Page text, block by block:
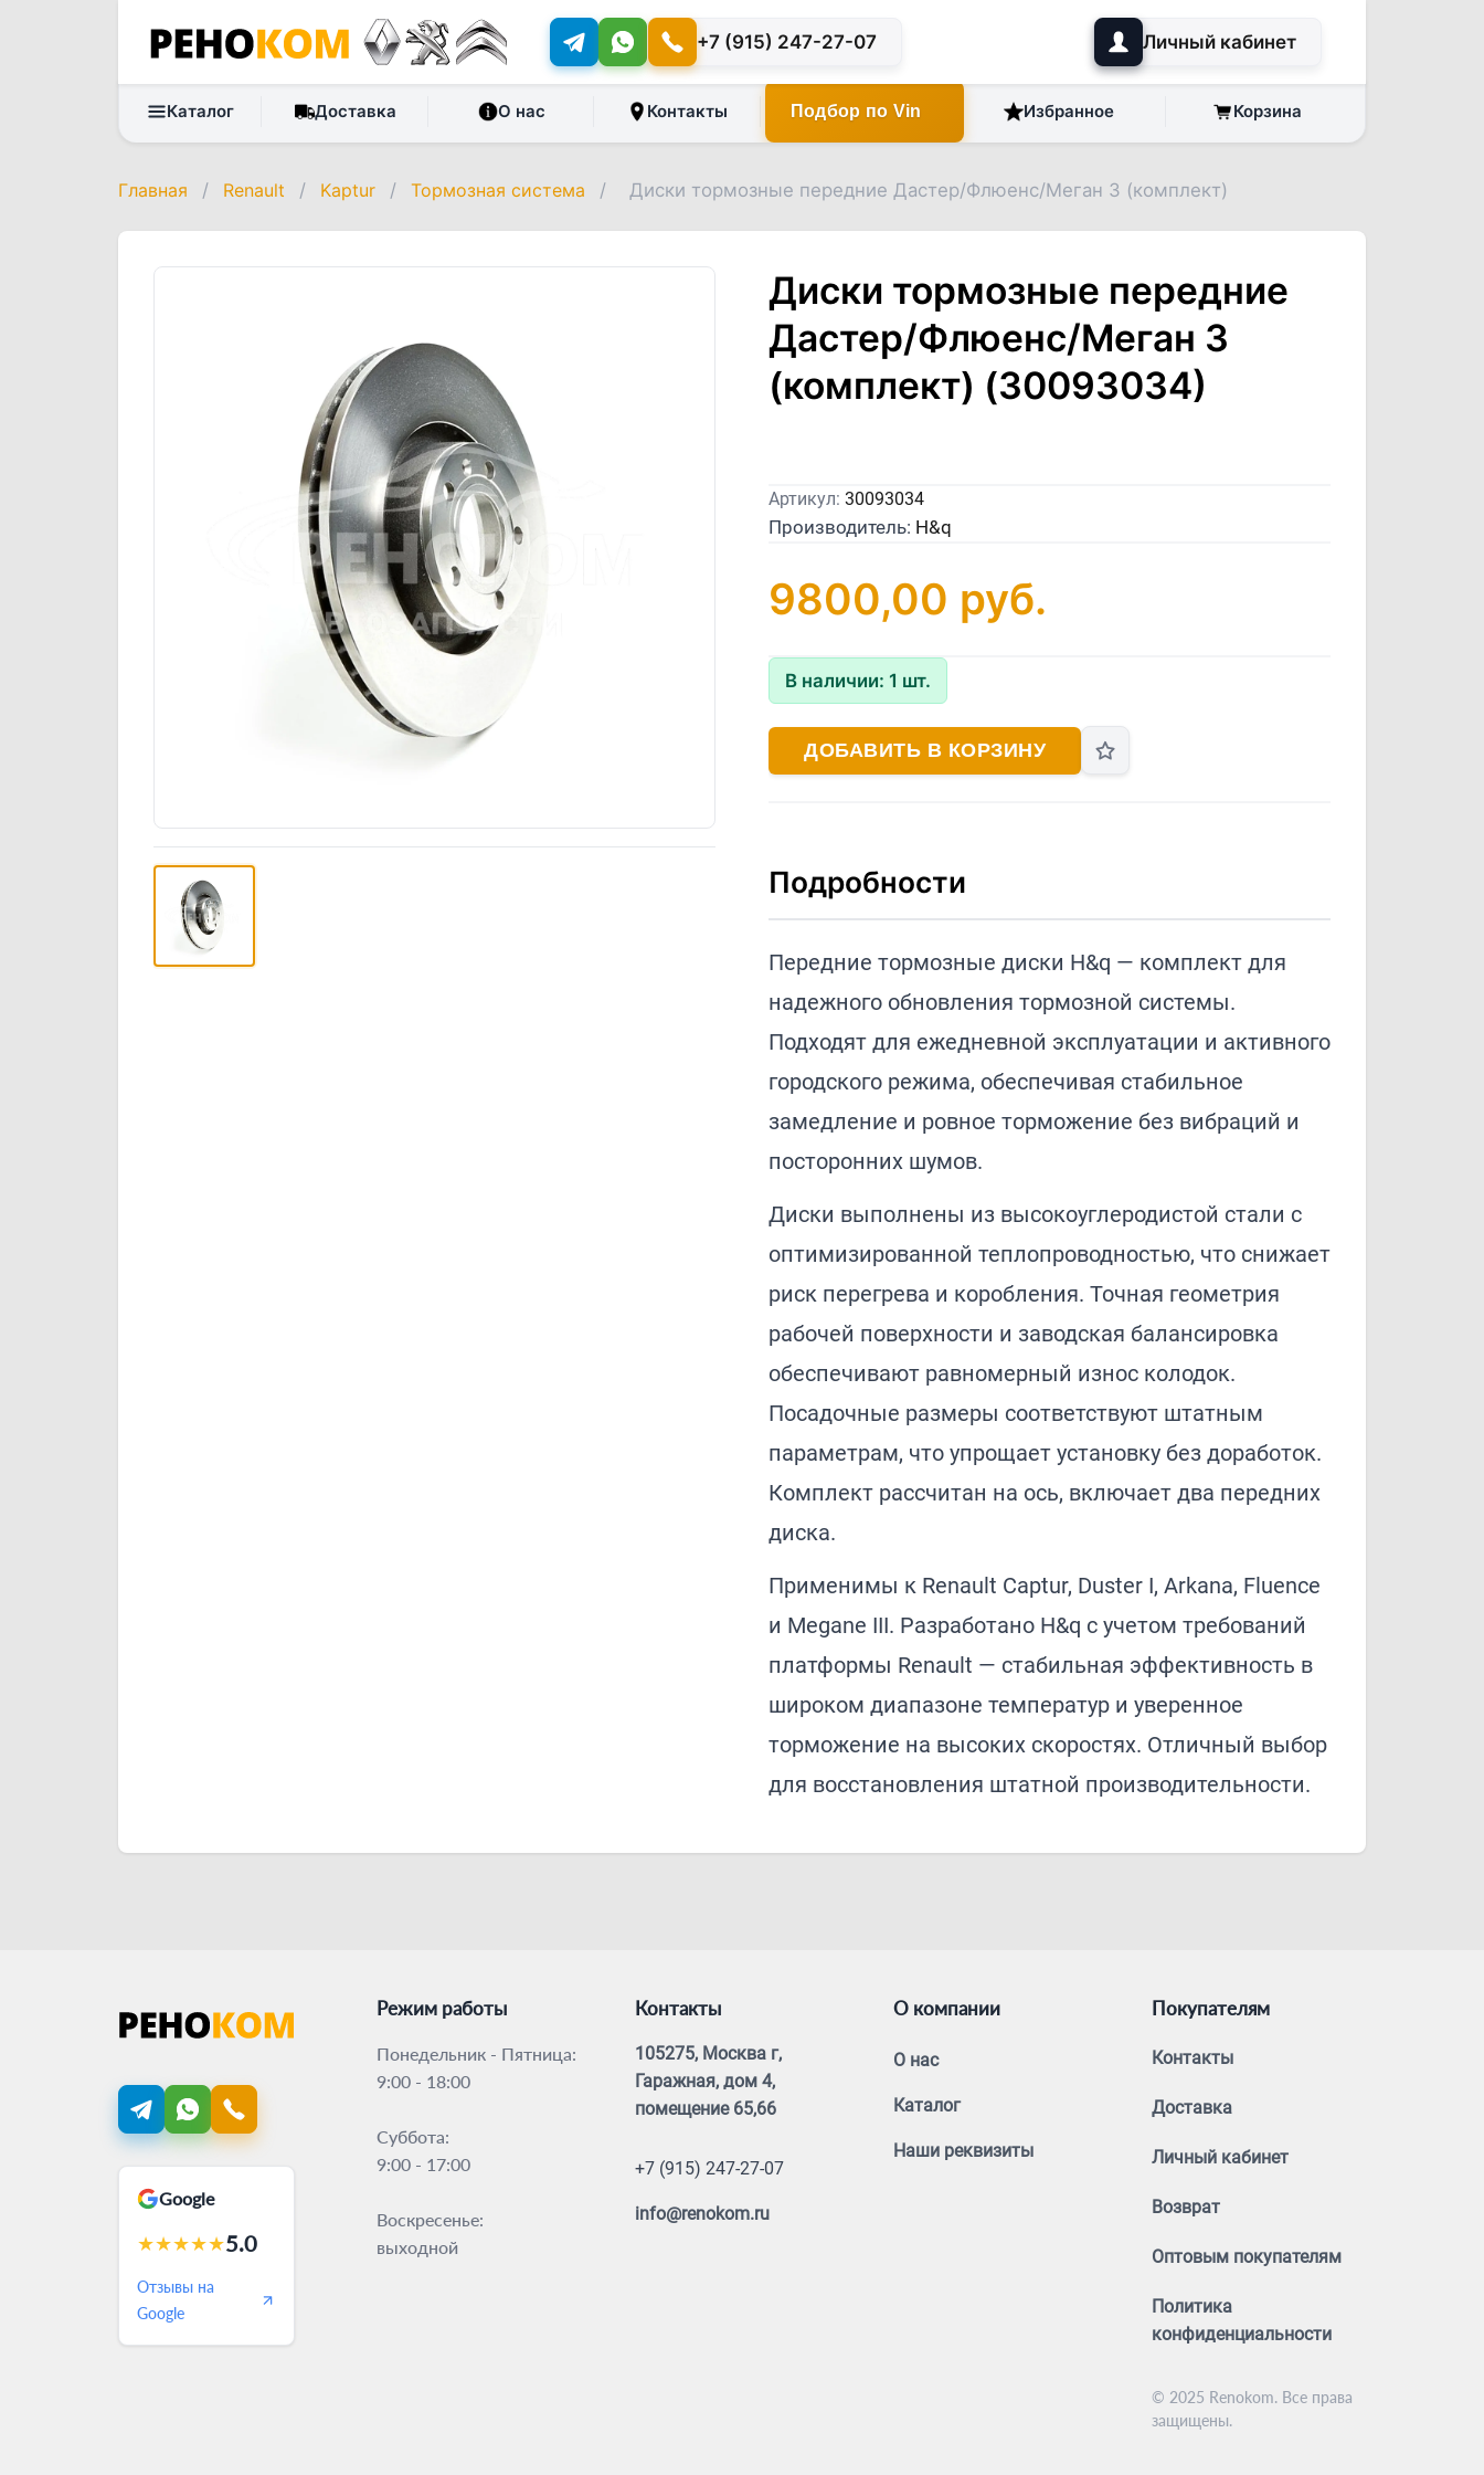
+7 (915) 247-27-07 Личный кабинет
Каталог Доставка О нас Контакты Подбор по Vin Избранное Корзина
Главная / Renault / Kaptur / Тормозная система / Диски тормозные передние Дастер/Флюенс/Меган 3 (комплект)
Диски тормозные передние
Дастер/Флюенс/Меган 3
(комплект) (30093034)
Артикул: 30093034
Производитель: H&q
9800,00 руб.
В наличии: 1 шт.
ДОБАВИТЬ В КОРЗИНУ
Подробности
Передние тормозные диски H&q — комплект для
надежного обновления тормозной системы.
Подходят для ежедневной эксплуатации и активного
городского режима, обеспечивая стабильное
замедление и ровное торможение без вибраций и
посторонних шумов.
Диски выполнены из высокоуглеродистой стали с
оптимизированной теплопроводностью, что снижает
риск перегрева и коробления. Точная геометрия
рабочей поверхности и заводская балансировка
обеспечивают равномерный износ колодок.
Посадочные размеры соответствуют штатным
параметрам, что упрощает установку без доработок.
Комплект рассчитан на ось, включает два передних
диска.
Применимы к Renault Captur, Duster I, Arkana, Fluence
и Megane III. Разработано H&q с учетом требований
платформы Renault — стабильная эффективность в
широком диапазоне температур и уверенное
торможение на высоких скоростях. Отличный выбор
для восстановления штатной производительности.
Google
★★★★★5.0
Отзывы на
Google
Режим работы
Понедельник - Пятница:
9:00 - 18:00
Суббота:
9:00 - 17:00
Воскресенье:
выходной
Контакты
105275, Москва г,
Гаражная, дом 4,
помещение 65,66
+7 (915) 247-27-07
info@renokom.ru
О компании
О нас
Каталог
Наши реквизиты
Покупателям
Контакты
Доставка
Личный кабинет
Возврат
Оптовым покупателям
Политика
конфиденциальности
© 2025 Renokom. Все права
защищены.